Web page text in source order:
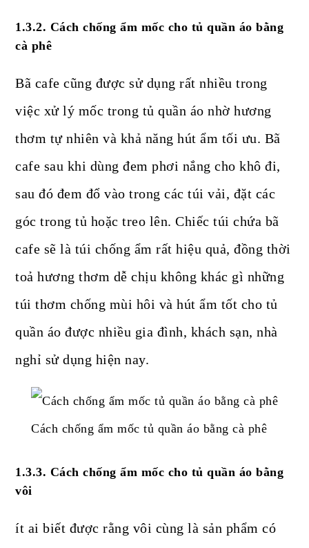
1.3.2. Cách chống ẩm mốc cho tủ quần áo bằng
cà phê
Bã cafe cũng được sử dụng rất nhiều trong
việc xử lý mốc trong tủ quần áo nhờ hương
thơm tự nhiên và khả năng hút ẩm tối ưu. Bã
cafe sau khi dùng đem phơi nắng cho khô đi,
sau đó đem đổ vào trong các túi vải, đặt các
góc trong tủ hoặc treo lên. Chiếc túi chứa bã
cafe sẽ là túi chống ẩm rất hiệu quả, đồng thời
toả hương thơm dễ chịu không khác gì những
túi thơm chống mùi hôi và hút ẩm tốt cho tủ
quần áo được nhiều gia đình, khách sạn, nhà
nghỉ sử dụng hiện nay.
Cách chống ẩm mốc tủ quần áo bằng cà phê
1.3.3. Cách chống ẩm mốc cho tủ quần áo bằng
vôi
ít ai biết được rằng vôi cùng là sản phẩm có